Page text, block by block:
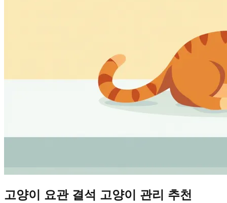
고양이 요관 결석 고양이 관리 추천